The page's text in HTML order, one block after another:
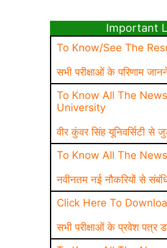
Important
To Know/See The
सभी परीक्षाओं के परिणाम
To Know All The
University
वीर कुंवर सिंह यूनिवर्सिटी
To Know All The
नवीनतम नई नौकरियों से
Click Here To
सभी परीक्षाओं के प्रवेश पत्र